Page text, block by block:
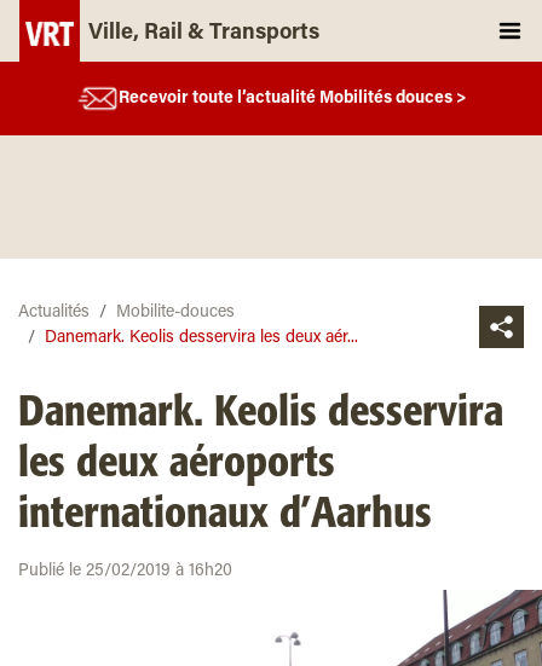
Ville, Rail & Transports
Recevoir toute l’actualité Mobilités douces >
Actualités
Mobilite-douces
Danemark. Keolis desservira les deux aér...
Danemark. Keolis desservira
les deux aéroports
internationaux d’Aarhus
Publié le 25/02/2019 à 16h20